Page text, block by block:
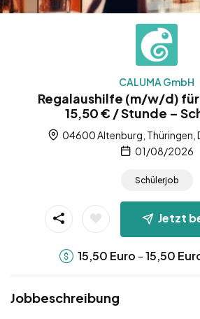
CALUMA GmbH
Regalaushilfe (m/w/d)
15,50 € / Stunde –
04600 Altenburg, Thüringen,
01/08/2026
Schülerjob
Jetzt
15,50 Euro -15,50
Jobbeschreibung